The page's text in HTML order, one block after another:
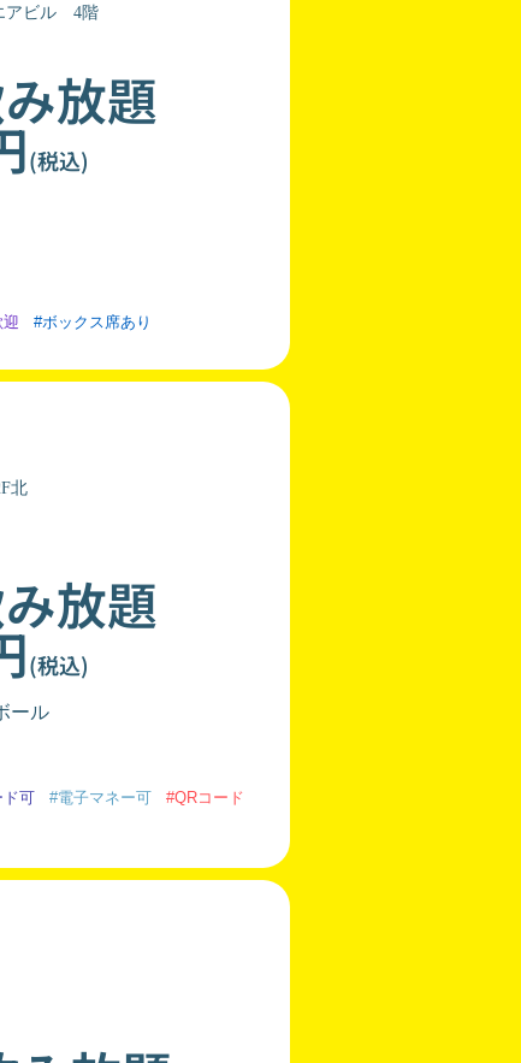
アビル 4階
放題
(税込)
#ボックス席あり
北
放題
(税込)
ール
ド可 #電子マネー可
#QRコード